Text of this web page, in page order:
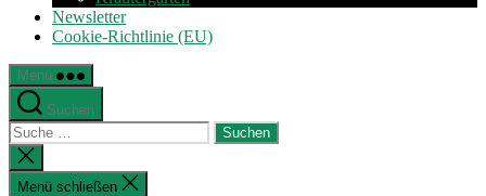
Newsletter
Cookie-Richtlinie (EU)
Menü
Suchen
Suche
nach:
Suche
schließen
Menü schließen